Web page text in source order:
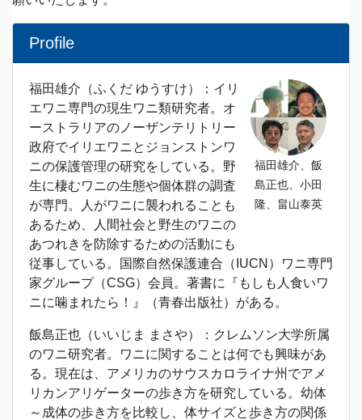
Profile
福田雄介、飯
島正也、小田
隆、畠山泰英
福田雄介（ふくだ ゆうすけ）：イリ
エワニ専門の現生ワニ類研究者。オ
ーストラリアのノーザンテリトリー
政府でイリエワニとジョンストンワ
ニの保護管理の研究をしている。野
生に棲むワニの生態や個体群の調査
が専門。人がワニに襲われることも
あるため、人間社会と野生のワニの
あつれきを防除するための活動にも
従事している。国際自然保護連合（IUCN）ワニ専門
家グループ（CSG）会員。著書に『もしも人食いワ
ニに噛まれたら！』（青春出版社）がある。
飯島正也（いいじま まさや）：クレムソン大学所属
のワニ研究者。ワニに関することは何でも興味があ
る。現在は、アメリカのサウスカロライナ州でアメ
リカンアリゲーターの歩き方を研究している。幼体
～成体の歩き方を比較し、体サイズと歩き方の関係